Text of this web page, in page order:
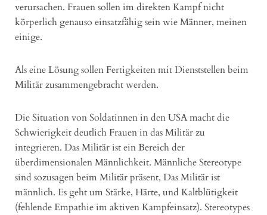
verursachen. Frauen sollen im direkten Kampf nicht
körperlich genauso einsatzfähig sein wie Männer, meinen
einige.
Als eine Lösung sollen Fertigkeiten mit Dienststellen beim
Militär zusammengebracht werden.
Die Situation von Soldatinnen in den USA macht die
Schwierigkeit deutlich Frauen in das Militär zu
integrieren. Das Militär ist ein Bereich der
überdimensionalen Männlichkeit. Männliche Stereotype
sind sozusagen beim Militär präsent, Das Militär ist
männlich. Es geht um Stärke, Härte, und Kaltblütigkeit
(fehlende Empathie im aktiven Kampfeinsatz). Stereotypes